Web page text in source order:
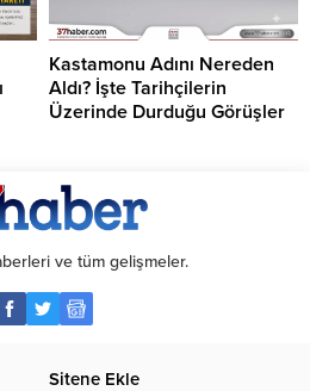
Kastamonu Adını Nereden
Aldı? İşte Tarihçilerin
Üzerinde Durduğu Görüşler
ve tüm gelişmeler.
Sitene Ekle